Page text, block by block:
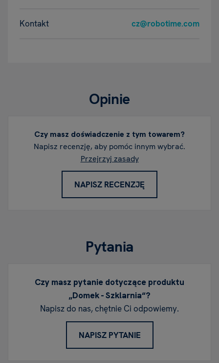
Kontakt cz@robotime.com
Opinie
Czy masz doświadczenie z tym towarem?
Napisz recenzję, aby pomóc innym wybrać.
Przejrzyj zasady
NAPISZ RECENZJĘ
Pytania
Czy masz pytanie dotyczące produktu
„Domek - Szklarnia“?
Napisz do nas, chętnie Ci odpowiemy.
NAPISZ PYTANIE